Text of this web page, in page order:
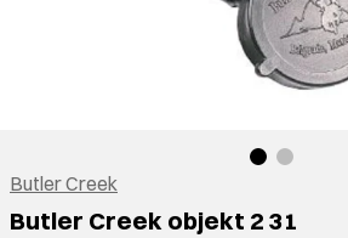
Butler Creek
Butler Creek objekt 2 31